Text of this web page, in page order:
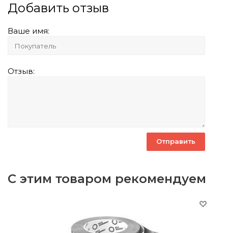
Добавить отзыв
Ваше имя:
Отзыв:
С этим товаром рекомендуем